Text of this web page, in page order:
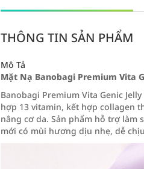
THÔNG TIN SẢN PHẨM
Mô Tả
Mặt Nạ Banobagi Premium Vita
Banobagi Premium Vita Genic
hợp 13 vitamin, kết hợp collagen
nâng cơ da. Sản phẩm hỗ trợ làm
mới có mùi hương dịu nhẹ, dễ